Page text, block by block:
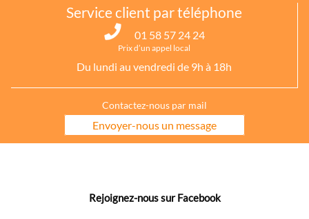
Service client par téléphone
01 58 57 24 24
Prix d’un appel local
Du lundi au vendredi de 9h à 18h
Contactez-nous par mail
Envoyer-nous un message
Rejoignez-nous sur Facebook